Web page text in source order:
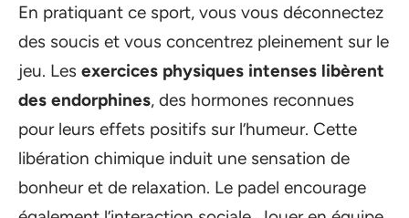
En pratiquant ce sport, vous vous déconnectez
des soucis et vous concentrez pleinement sur le
jeu. Les exercices physiques intenses libèrent
des endorphines, des hormones reconnues
pour leurs effets positifs sur l’humeur. Cette
libération chimique induit une sensation de
bonheur et de relaxation. Le padel encourage